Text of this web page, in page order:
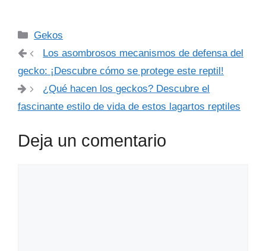
Categorías
Gekos
Los asombrosos mecanismos de defensa del
gecko: ¡Descubre cómo se protege este reptil!
¿Qué hacen los geckos? Descubre el
fascinante estilo de vida de estos lagartos reptiles
Deja un comentario